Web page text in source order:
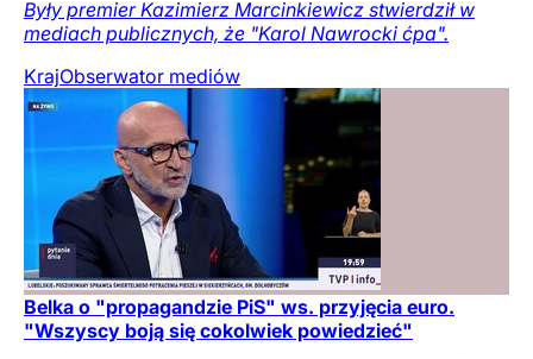
Były premier Kazimierz Marcinkiewicz stwierdził w
mediach publicznych, że "Karol Nawrocki ćpa".
KrajObserwator mediów
Belka o "propagandzie PiS" ws. przyjęcia euro.
"Wszyscy boją się cokolwiek powiedzieć"